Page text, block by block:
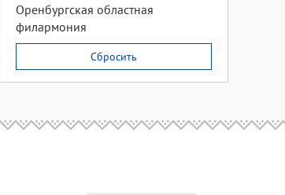
Оренбургская областная
филармония
Сбросить